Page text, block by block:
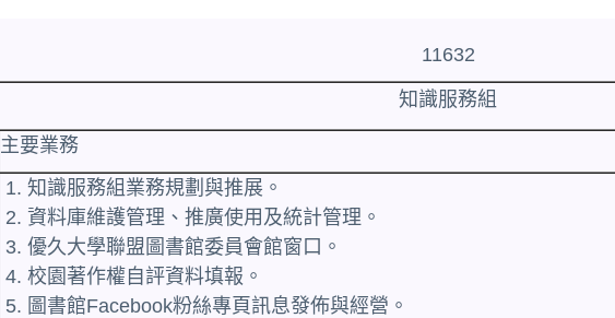
11632
知識服務組
主要業務
1. 知識服務組業務規劃與推展。
2. 資料庫維護管理、推廣使用及統計管理。
3. 優久大學聯盟圖書館委員會館窗口。
4. 校園著作權自評資料填報。
5. 圖書館Facebook粉絲專頁訊息發佈與經營。